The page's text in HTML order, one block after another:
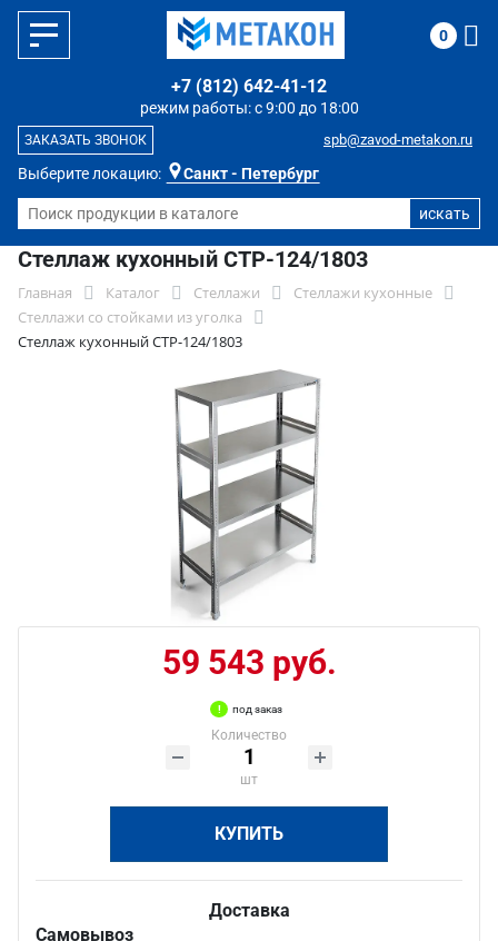
Выберите локацию: Санкт - Петербург
режим работы: с 9:00 до 18:00
+7 (812) 642-41-12
spb@zavod-metakon.ru
ЗАКАЗАТЬ ЗВОНОК
0
Стеллаж кухонный СТР-124/1803
Главная Каталог Стеллажи
Стеллажи кухонные
Стеллажи со стойками из уголка
Стеллаж кухонный СТР-124/1803
59 543 руб.
под заказ
Количество
шт
КУПИТЬ
Доставка
Самовывоз